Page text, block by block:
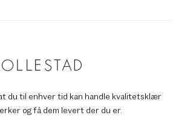
du til enhver tid kan handle kvalitetsklær
og få dem levert der du er.